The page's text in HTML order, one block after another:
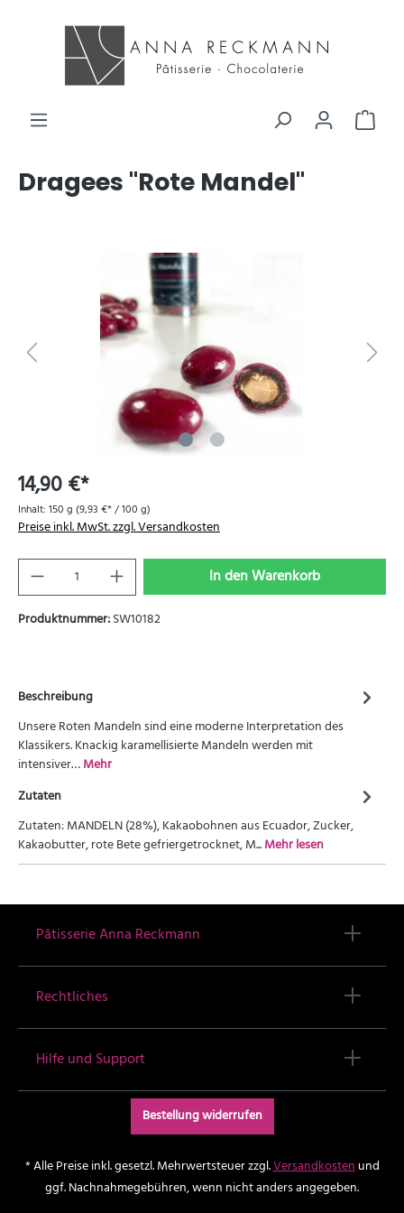
Dragees "Rote Mandel"
14,90 €*
Inhalt: 150 g (9,93 €* / 100 g)
Preise inkl. MwSt. zzgl. Versandkosten
In den Warenkorb
Produktnummer:SW10182
Beschreibung
Unsere Roten Mandeln sind eine moderne Interpretation des
Klassikers. Knackig karamellisierte Mandeln werden mit
intensiver…Mehr
Zutaten
Zutaten: MANDELN (28%), Kakaobohnen aus Ecuador, Zucker,
Kakaobutter, rote Bete gefriergetrocknet, M...Mehr lesen
Pâtisserie Anna Reckmann
Rechtliches
Hilfe und Support
Bestellung widerrufen
* Alle Preise inkl. gesetzl. Mehrwertsteuer zzgl.Versandkostenund
ggf. Nachnahmegebühren, wenn nicht anders angegeben.